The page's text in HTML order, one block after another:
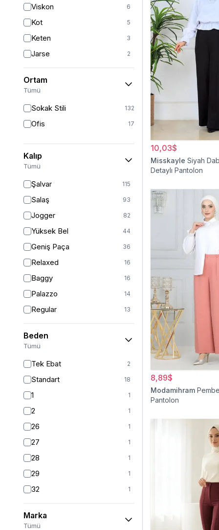
Viskon 6
Kot 5
Keten 3
Jarse 2
Krep 2
Müslin 1
Ortam
Tümü
Sokak Stili 132
Ofis 17
Kalıp
Tümü
Şalvar 115
Salaş 93
Jogger 82
Yüksek Bel 44
Geniş Paça 36
Relaxed 16
Baggy 16
Palazzo 14
Regular 13
Havuç 9
Straight 6
Beden
Tümü
Tek Ebat 2
Standart 18
1 1
2 1
26 1
27 1
28 1
29 1
32 1
S 106
S/M 1
Marka
Tümü
10,03$
Misskayle Siyah
Detaylı Pantolon
8,89$
Modamihram
Pantolon